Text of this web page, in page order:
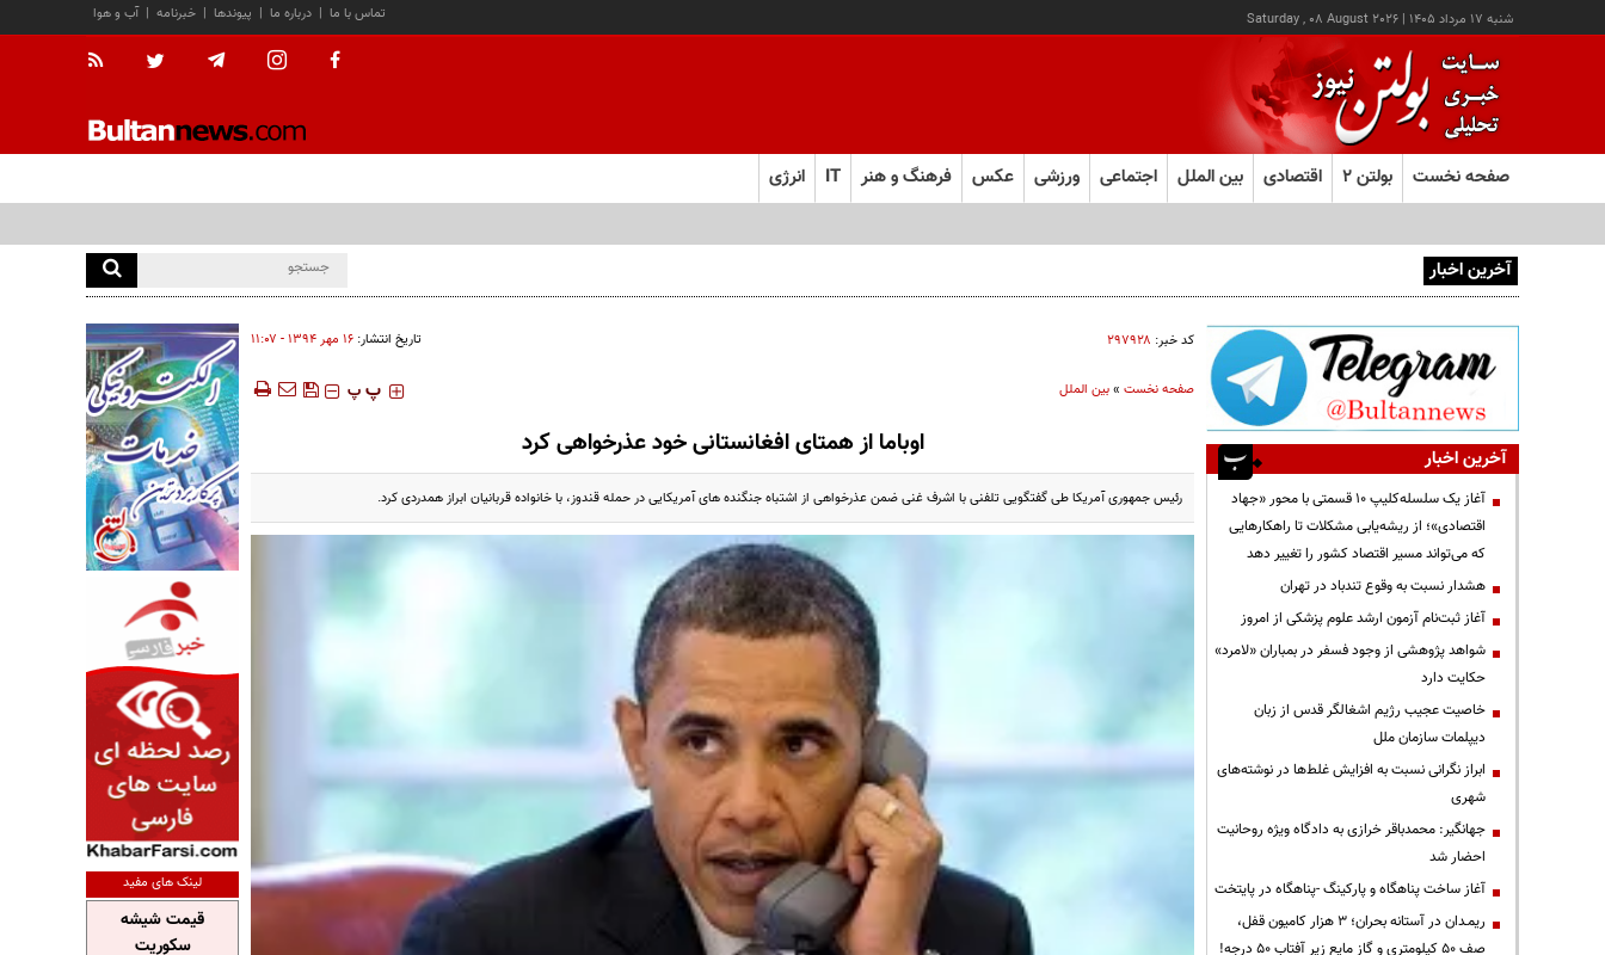
شنبه ۱۷ مرداد ۱۴۰۵ |
Saturday , 08 August 2026 آب و هوا | خبرنامه | پیوندها | درباره ما | تماس با ما
صفحه نخست بولتن ۲ اقتصادی بین الملل اجتماعی ورزشی عکس فرهنگ و هنر IT انرژی
آخرین اخبار
کد خبر: ۲۹۷۹۲۸ تاریخ انتشار: ۱۶ مهر ۱۳۹۴ - ۱۱:۰۷
صفحه نخست»بین الملل ‍‍‍ پ پ
اوباما از همتای افغانستانی خود عذرخواهی کرد
رئیس جمهوری آمریکا طی گفتگویی تلفنی با اشرف غنی ضمن عذرخواهی از اشتباه جنگنده های آمریکایی در حمله قندوز، با خانواده قربانیان ابراز همدردی کرد.
آخرین اخبار
آغاز یک سلسله‌کلیپ ۱۰ قسمتی با محور «جهاد
اقتصادی»؛ از ریشه‌یابی مشکلات تا راهکارهایی
که می‌تواند مسیر اقتصاد کشور را تغییر دهد
هشدار نسبت به وقوع تندباد در تهران
آغاز ثبت‌نام آزمون ارشد علوم پزشکی از امروز
شواهد پژوهشی از وجود فسفر در بمباران «لامرد»
حکایت دارد
خاصیت عجیب رژیم اشغالگر قدس از زبان
دیپلمات سازمان ملل
ابراز نگرانی نسبت به افزایش غلط‌ها در نوشته‌های
شهری
جهانگیر: محمدباقر خرازی به دادگاه ویژه روحانیت
احضار شد
آغاز ساخت پناهگاه و پارکینگ -پناهگاه در پایتخت
ریمـدان در آستانه بحران؛ ۳ هزار کامیون قفل،
صف ۵۰ کیلومتری و گاز مایع زیر آفتاب ۵۰ درجه!
لینک های مفید
قیمت شیشه
سکوریت